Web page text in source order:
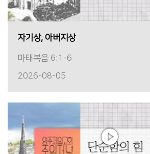
자기상, 아버지상
마태복음 6:1-6
2026-08-05